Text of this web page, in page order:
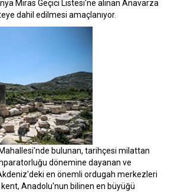
Miras Geçici Listesi'ne alınan Anavarza
dahil edilmesi amaçlanıyor.
bulunan, tarihçesi milattan
dönemine dayanan ve
en önemli ordugah merkezleri
Anadolu'nun bilinen en büyüğü